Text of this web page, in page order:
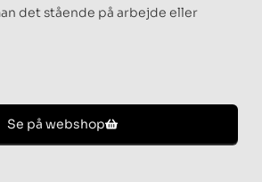
det stående på arbejde eller
Se på webshop